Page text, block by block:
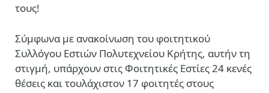
τους!
Σύμφωνα με ανακοίνωση του φοιτητικού
Συλλόγου Εστιών Πολυτεχνείου Κρήτης, αυτήν τη
στιγμή, υπάρχουν στις Φοιτητικές Εστίες 24 κενές
θέσεις και τουλάχιστον 17 φοιτητές στους